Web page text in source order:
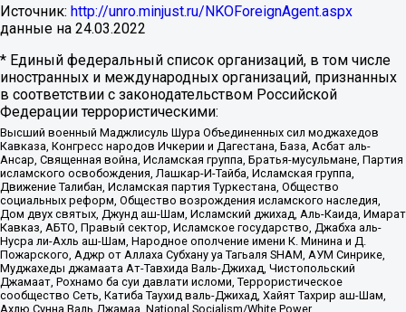
Источник: http://unro.minjust.ru/NKOForeignAgent.aspx
данные на 24.03.2022
* Единый федеральный список организаций, в том числе
иностранных и международных организаций, признанных
в соответствии с законодательством Российской
Федерации террористическими:
Высший военный Маджлисуль Шура Объединенных сил моджахедов
Кавказа, Конгресс народов Ичкерии и Дагестана, База, Асбат аль-
Ансар, Священная война, Исламская группа, Братья-мусульмане, Партия
исламского освобождения, Лашкар-И-Тайба, Исламская группа,
Движение Талибан, Исламская партия Туркестана, Общество
социальных реформ, Общество возрождения исламского наследия,
Дом двух святых, Джунд аш-Шам, Исламский джихад, Аль-Каида, Имарат
Кавказ, АБТО, Правый сектор, Исламское государство, Джабха аль-
Нусра ли-Ахль аш-Шам, Народное ополчение имени К. Минина и Д.
Пожарского, Аджр от Аллаха Субхану уа Тагьаля SHAM, АУМ Синрике,
Муджахеды джамаата Ат-Тавхида Валь-Джихад, Чистопольский
Джамаат, Рохнамо ба суи давлати исломи, Террористическое
сообщество Сеть, Катиба Таухид валь-Джихад, Хайят Тахрир аш-Шам,
Ахлю Сунна Валь Джамаа, National Socialism/White Power,